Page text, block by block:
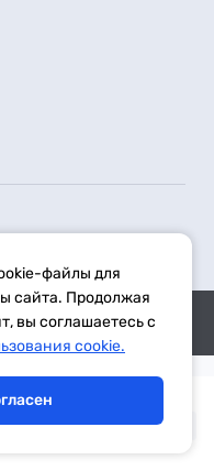
Федеральной
файлы для
сайта. Продолжая
вы соглашаетесь с
cookie.